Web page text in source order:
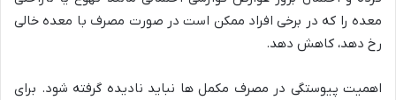
معده را که در برخی افراد ممکن است در صورت مصرف با معده خالی
رخ دهد، کاهش دهد.
اهمیت پیوستگی در مصرف مکمل ها نباید نادیده گرفته شود. برای